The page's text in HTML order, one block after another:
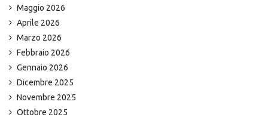
Maggio 2026
Aprile 2026
Marzo 2026
Febbraio 2026
Gennaio 2026
Dicembre 2025
Novembre 2025
Ottobre 2025